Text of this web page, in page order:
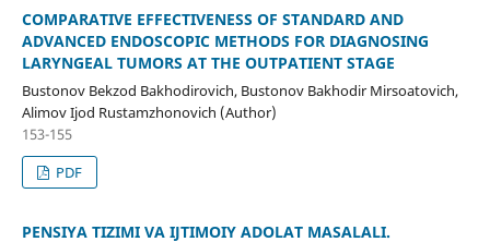
COMPARATIVE EFFECTIVENESS OF STANDARD AND
ADVANCED ENDOSCOPIC METHODS FOR DIAGNOSING
LARYNGEAL TUMORS AT THE OUTPATIENT STAGE
Bustonov Bekzod Bakhodirovich, Bustonov Bakhodir Mirsoatovich,
Alimov Ijod Rustamzhonovich (Author)
153-155
PDF
PENSIYA TIZIMI VA IJTIMOIY ADOLAT MASALALI.